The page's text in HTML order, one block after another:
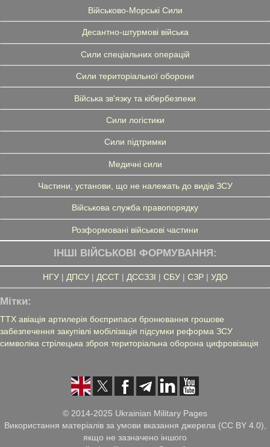
Військово-Морські Сили
Десантно-штурмові війська
Сили спеціальних операцій
Сили територіальної оборони
Війська зв'язку та кібербезпеки
Сили логістики
Сили підтримки
Медичні сили
Частини, установи, що не належать до видів ЗСУ
Військова служба правопорядку
Розформовані військові частини
ІНШІ ВІЙСЬКОВІ ФОРМУВАННЯ:
НГУ| ДПСУ| ДССТ| ДССЗЗІ | СБУ| СЗР| УДО
Мітки:
ТТХ авіація артилерія боєприпаси бронювання грошове
забезпечення закупівлі мобілізація підсумки реформа ЗСУ
символіка стрілецька зброя територіальна оборона цифровізація
© 2014-2025 Ukrainian Military Pages
Використання матеріалів за умови вказання джерела (CC BY 4.0),
якщо не зазначено іншого